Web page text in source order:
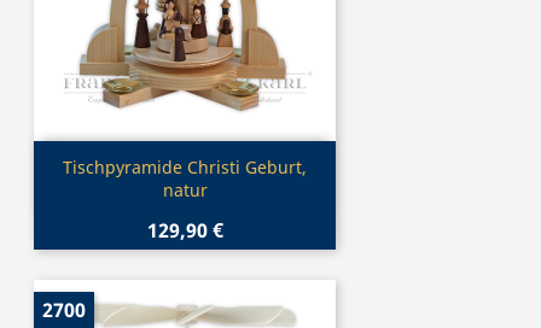
Vorschau
Tischpyramide Christi Geburt,
natur
129,90 €
2700